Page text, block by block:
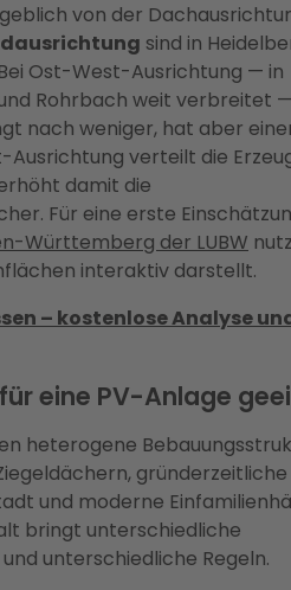
von der
sind in
Ost-West-Ausrichtung — in
Rohrbach weit verbreitet
nach weniger, hat aber
verteilt die
damit die
Für eine erste
Württemberg der LUBW
interaktiv darstellt.
– kostenlose Analyse
eine PV-Anlage
heterogene
gründerzeitliche
und moderne
bringt unterschiedliche
unterschiedliche Regeln.